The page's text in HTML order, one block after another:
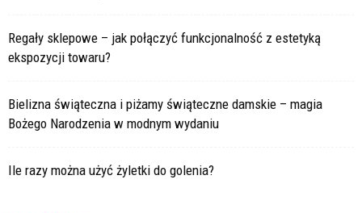
Regały sklepowe – jak połączyć funkcjonalność z estetyką
ekspozycji towaru?
Bielizna świąteczna i piżamy świąteczne damskie – magia
Bożego Narodzenia w modnym wydaniu
Ile razy można użyć żyletki do golenia?